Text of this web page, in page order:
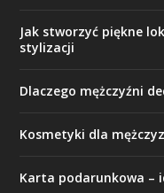
Jak stworzyć piękne
stylizacji
Dlaczego mężczyźni
Kosmetyki dla
Karta podarunkowa –